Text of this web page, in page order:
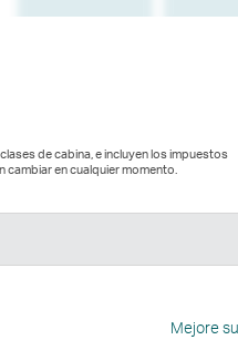
de cabina, e incluyen los impuestos
en cualquier momento.
Mejore